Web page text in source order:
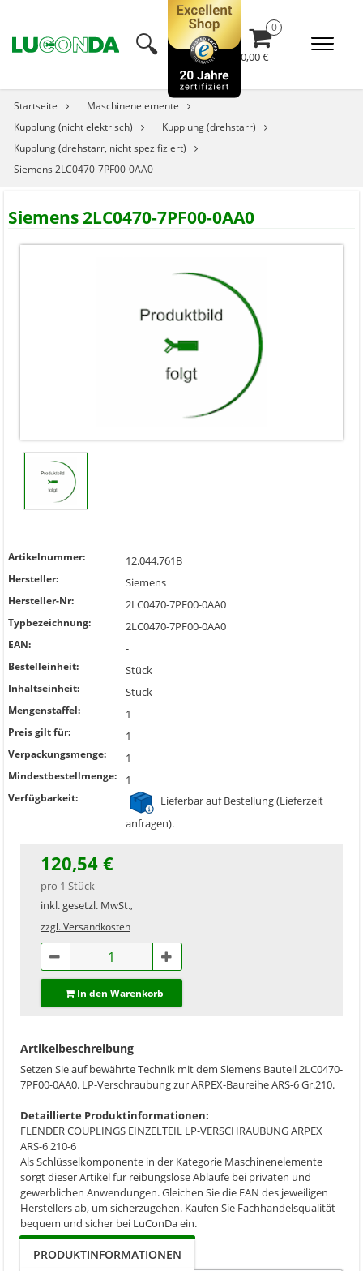
🔍︎ 0,00 €
Startseite
Maschinenelemente
Kupplung (nicht elektrisch)
Kupplung (drehstarr)
Kupplung (drehstarr, nicht spezifiziert)
Siemens 2LC0470-7PF00-0AA0
Siemens 2LC0470-7PF00-0AA0
Artikelnummer: 12.044.761B
Hersteller: Siemens
Hersteller-Nr: 2LC0470-7PF00-0AA0
Typbezeichnung: 2LC0470-7PF00-0AA0
EAN: -
Bestelleinheit: Stück
Inhaltseinheit: Stück
Mengenstaffel: 1
Preis gilt für: 1
Verpackungsmenge: 1
Mindestbestellmenge: 1
Verfügbarkeit:
Lieferbar auf Bestellung (Lieferzeit
anfragen).
120,54 €
pro 1 Stück
inkl. gesetzl. MwSt.,
zzgl. Versandkosten
In den Warenkorb
Artikelbeschreibung
Setzen Sie auf bewährte Technik mit dem Siemens Bauteil 2LC0470-
7PF00-0AA0. LP-Verschraubung zur ARPEX-Baureihe ARS-6 Gr.210.
Detaillierte Produktinformationen:
FLENDER COUPLINGS EINZELTEIL LP-VERSCHRAUBUNG ARPEX
ARS-6 210-6
Als Schlüsselkomponente in der Kategorie Maschinenelemente
sorgt dieser Artikel für reibungslose Abläufe bei privaten und
gewerblichen Anwendungen. Gleichen Sie die EAN des jeweiligen
Herstellers ab, um sicherzugehen. Kaufen Sie Fachhandelsqualität
bequem und sicher bei LuConDa ein.
PRODUKTINFORMATIONEN